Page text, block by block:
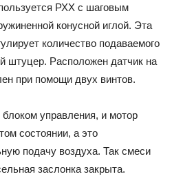
РХХ с шаговым
конусной иглой. Эта
количество подаваемого
штуцер. Расположен датчик на
при помощи двух винтов.
управления, и мотор
состоянии, а это
подачу воздуха. Так смеси
заслонка закрыта.